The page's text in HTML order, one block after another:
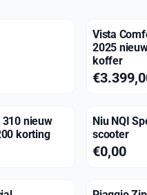
Vista
2025
koffer
Prijs: 3
310 nieuw
korting
Niu NQI
scooter
Prijs: 0,00
€0,00